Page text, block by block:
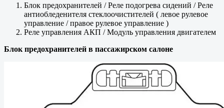
Блок предохранителей / Реле подогрева сидений / Реле
антиобледенителя стеклоочистителей ( левое рулевое
управление / правое рулевое управление )
Реле управления АКП / Модуль управления двигателем
Блок предохранителей в пассажирском салоне